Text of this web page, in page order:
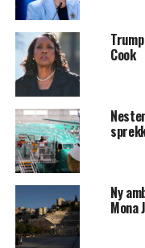
Cook
Ny
Mona